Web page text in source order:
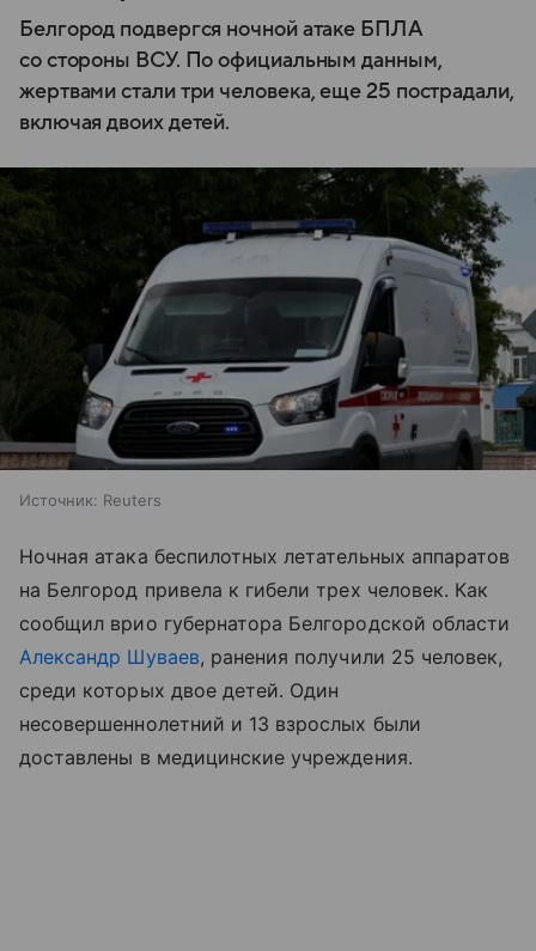
Белгород подвергся ночной атаке БПЛА
со стороны ВСУ. По официальным данным,
жертвами стали три человека, еще 25 пострадали,
включая двоих детей.
Источник: Reuters
Ночная атака беспилотных летательных аппаратов
на Белгород привела к гибели трех человек. Как
сообщил врио губернатора Белгородской области
Александр Шуваев, ранения получили 25 человек,
среди которых двое детей. Один
несовершеннолетний и 13 взрослых были
доставлены в медицинские учреждения.